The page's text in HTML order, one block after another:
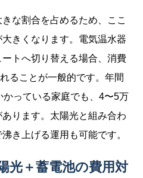
な割合を占めるため、ここ
きくなります。電気温水器
トへ切り替える場合、消費
ることが一般的です。年間
っている家庭でも、4〜5万
ります。太陽光と組み合わ
き上げる運用も可能です。
光＋蓄電池の費用対